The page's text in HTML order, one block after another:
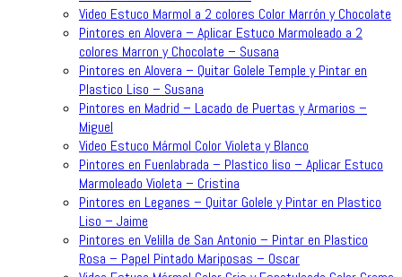
Video Estuco Marmol a 2 colores Color Marrón y Chocolate
Pintores en Alovera – Aplicar Estuco Marmoleado a 2
colores Marron y Chocolate – Susana
Pintores en Alovera – Quitar Golele Temple y Pintar en
Plastico Liso – Susana
Pintores en Madrid – Lacado de Puertas y Armarios –
Miguel
Video Estuco Mármol Color Violeta y Blanco
Pintores en Fuenlabrada – Plastico liso – Aplicar Estuco
Marmoleado Violeta – Cristina
Pintores en Leganes – Quitar Golele y Pintar en Plastico
Liso – Jaime
Pintores en Velilla de San Antonio – Pintar en Plastico
Rosa – Papel Pintado Mariposas – Oscar